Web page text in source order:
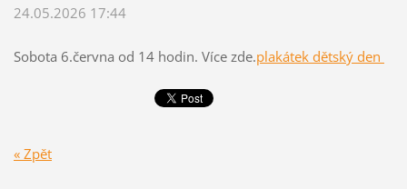
24.05.2026 17:44
Sobota 6.června od 14 hodin. Více zde.plakátek dětský den
« Zpět